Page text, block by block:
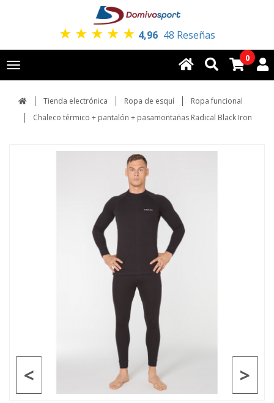
★ ★ ★ ★ ★ 4,96 48 Reseñas
Toggle
navigation
0
Tienda electrónica Ropa de esquí
Ropa funcional
Chaleco térmico + pantalón + pasamontañas Radical Black Iron
>
<